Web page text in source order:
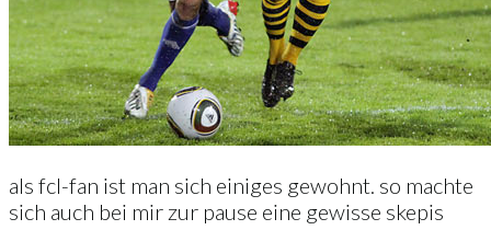
als fcl-fan ist man sich einiges gewohnt. so machte
sich auch bei mir zur pause eine gewisse skepis